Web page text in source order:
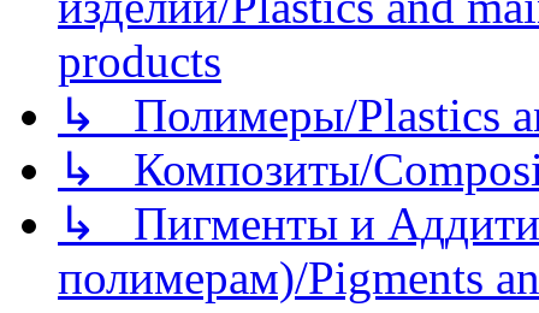
products
↳ Полимеры/Plastics
↳ Композиты/
↳ Пигменты и
полимерам)/Pigments